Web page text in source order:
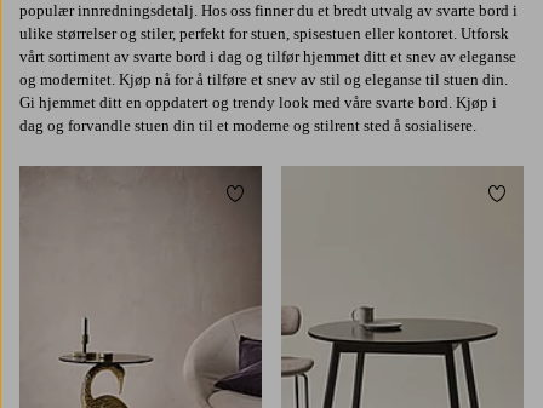
populær innredningsdetalj. Hos oss finner du et bredt utvalg av svarte bord i
ulike størrelser og stiler, perfekt for stuen, spisestuen eller kontoret. Utforsk
vårt sortiment av svarte bord i dag og tilfør hjemmet ditt et snev av eleganse
og modernitet. Kjøp nå for å tilføre et snev av stil og eleganse til stuen din.
Gi hjemmet ditt en oppdatert og trendy look med våre svarte bord. Kjøp i
dag og forvandle stuen din til et moderne og stilrent sted å sosialisere.
Legg til favoritter Legg